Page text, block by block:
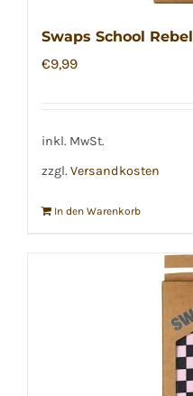
Swaps School Rebel
€9,99
inkl. MwSt.
zzgl. Versandkosten
In den Warenkorb